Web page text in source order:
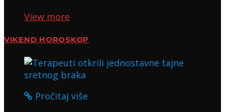
View more
VIKEND HOROSKOP
Pročitaj više